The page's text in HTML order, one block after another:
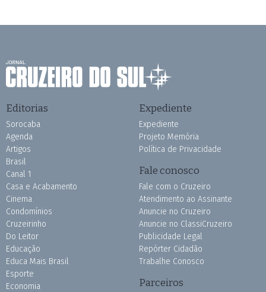
Editorias
Sorocaba
Agenda
Artigos
Brasil
Canal 1
Casa e Acabamento
Cinema
Condomínios
Cruzeirinho
Do Leitor
Educação
Educa Mais Brasil
Esporte
Economia
Expediente
Expediente
Projeto Memória
Política de Privacidade
Fale conosco
Fale com o Cruzeiro
Atendimento ao Assinante
Anuncie no Cruzeiro
Anuncie no ClassiCruzeiro
Publicidade Legal
Repórter Cidadão
Trabalhe Conosco
Parceiros